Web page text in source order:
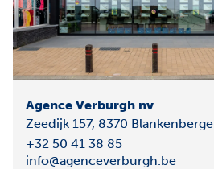
Agence Verburgh nv
Zeedijk 157, 8370 Blankenberge
+32 50 41 38 85
info@agenceverburgh.be